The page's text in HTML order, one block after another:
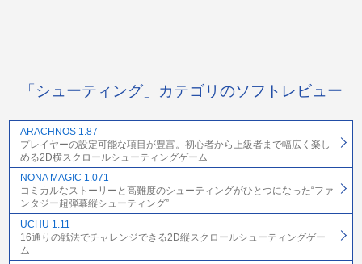
「シューティング」カテゴリのソフトレビュー
ARACHNOS 1.87
プレイヤーの設定可能な項目が豊富。初心者から上級者まで幅広く楽し
める2D横スクロールシューティングゲーム
NONA MAGIC 1.071
コミカルなストーリーと高難度のシューティングがひとつになった“ファ
ンタジー超弾幕縦シューティング”
UCHU 1.11
16通りの戦法でチャレンジできる2D縦スクロールシューティングゲー
ム